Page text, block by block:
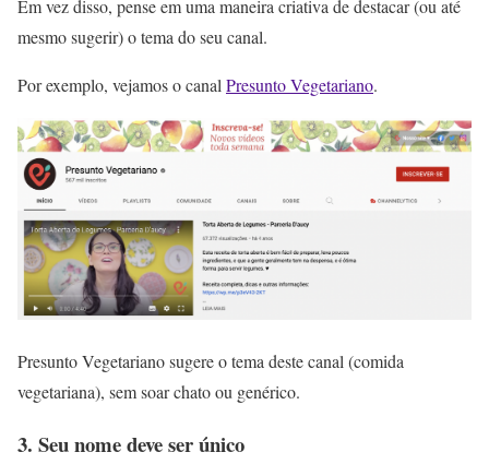
Em vez disso, pense em uma maneira criativa de destacar (ou até
mesmo sugerir) o tema do seu canal.
Por exemplo, vejamos o canal Presunto Vegetariano.
Presunto Vegetariano sugere o tema deste canal (comida
vegetariana), sem soar chato ou genérico.
3. Seu nome deve ser único